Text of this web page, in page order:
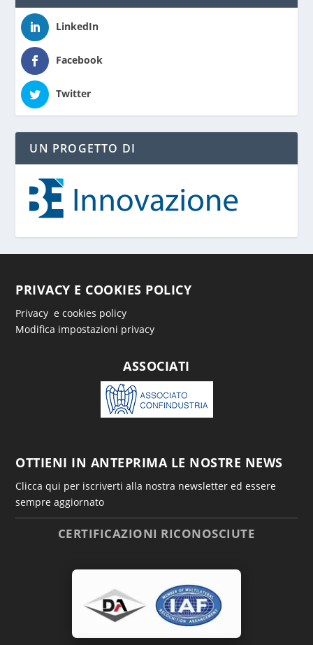
LinkedIn
Facebook
Twitter
UN PROGETTO DI
PRIVACY E COOKIES POLICY
Privacy e cookies policy
Modifica impostazioni privacy
ASSOCIATI
OTTIENI IN ANTEPRIMA LE NOSTRE NEWS
Clicca qui per iscriverti alla nostra newsletter ed essere
sempre aggiornato
CERTIFICAZIONI RICONOSCIUTE